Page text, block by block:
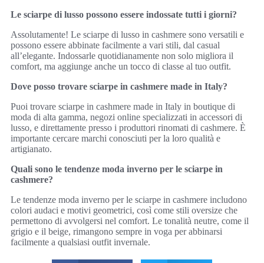
Le sciarpe di lusso possono essere indossate tutti i giorni?
Assolutamente! Le sciarpe di lusso in cashmere sono versatili e
possono essere abbinate facilmente a vari stili, dal casual
all’elegante. Indossarle quotidianamente non solo migliora il
comfort, ma aggiunge anche un tocco di classe al tuo outfit.
Dove posso trovare sciarpe in cashmere made in Italy?
Puoi trovare sciarpe in cashmere made in Italy in boutique di
moda di alta gamma, negozi online specializzati in accessori di
lusso, e direttamente presso i produttori rinomati di cashmere. È
importante cercare marchi conosciuti per la loro qualità e
artigianato.
Quali sono le tendenze moda inverno per le sciarpe in
cashmere?
Le tendenze moda inverno per le sciarpe in cashmere includono
colori audaci e motivi geometrici, così come stili oversize che
permettono di avvolgersi nel comfort. Le tonalità neutre, come il
grigio e il beige, rimangono sempre in voga per abbinarsi
facilmente a qualsiasi outfit invernale.